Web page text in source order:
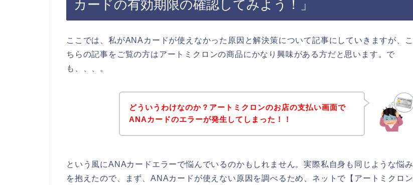
カードの有効期限の確認してみよう！」
ここでは、私がANAカードが使えなかった原因と解決策について記事にしていきますが、こ
ちらの記事をご覧の方はアートミクロンの商品にかなり興味がある方だと思います。で
も、、、。
どういうわけなのか？アートミクロンのお店の支払い画面で
ANAカードのエラーが発生してしまった！！
という風にANAカードエラーで悩んでいるのかもしれません。実際私自身も同じような悩み
を抱えたので、まず、ANAカードが使えない原因を調べるため、ネットで【アートミクロン